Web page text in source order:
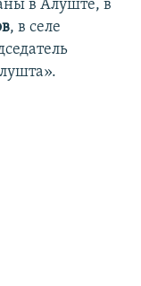
в Алуште, в
, в селе